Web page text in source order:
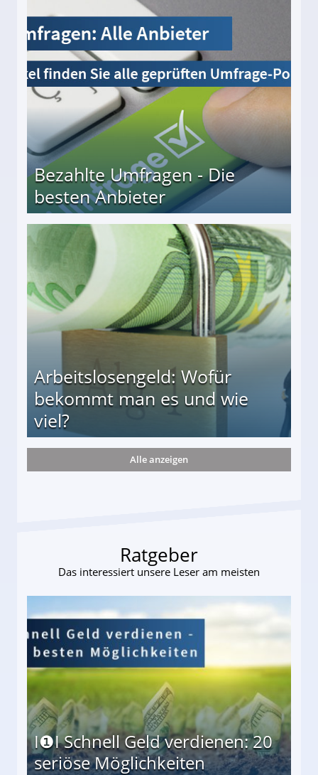
Bezahlte Umfragen - Die
besten Anbieter
Arbeitslosengeld: Wofür
bekommt man es und wie
viel?
und wie viel?
Alle anzeigen
Ratgeber
Das interessiert unsere Leser am meisten
I❶I Schnell Geld verdienen: 20
seriöse Möglichkeiten